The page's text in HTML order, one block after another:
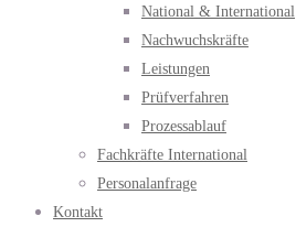
National & International
Nachwuchskräfte
Leistungen
Prüfverfahren
Prozessablauf
Fachkräfte International
Personalanfrage
Kontakt